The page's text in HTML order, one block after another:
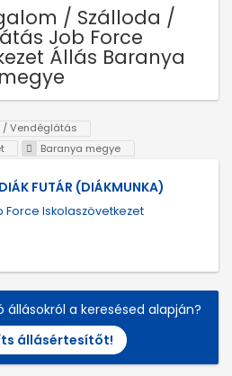
/ Szálloda /
Job Force
Állás Baranya
megye
/ Vendéglátás
Baranya megye
FUTÁR (DIÁKMUNKA)
Force Iskolaszövetkezet
a keresésed alapján?
állásértesítőt!